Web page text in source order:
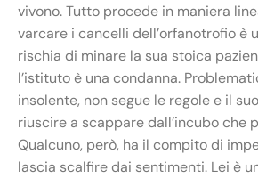
vivono. Tutto procede in maniera
varcare i cancelli dell’orfanotrofio è
rischia di minare la sua stoica
l’istituto è una condanna.
insolente, non segue le regole e il
riuscire a scappare dall’incubo che
Qualcuno, però, ha il compito di
lascia scalfire dai sentimenti. Lei è